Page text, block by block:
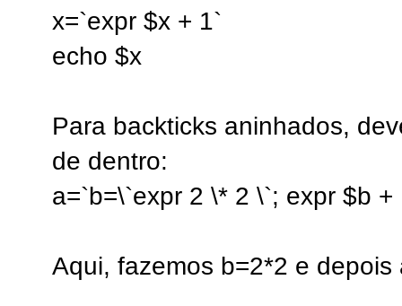
x=`expr $x + 1`
echo $x
Para backticks aninhados,
de dentro:
a=`b=\`expr 2 \* 2 \`; expr $b +
Aqui, fazemos b=2*2 e depois